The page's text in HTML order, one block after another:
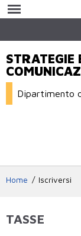
STRATEGIE
Dipartimento
Home Iscriversi
TASSE